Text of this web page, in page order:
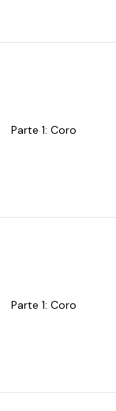
Parte 1: Coro
Parte 1: Coro